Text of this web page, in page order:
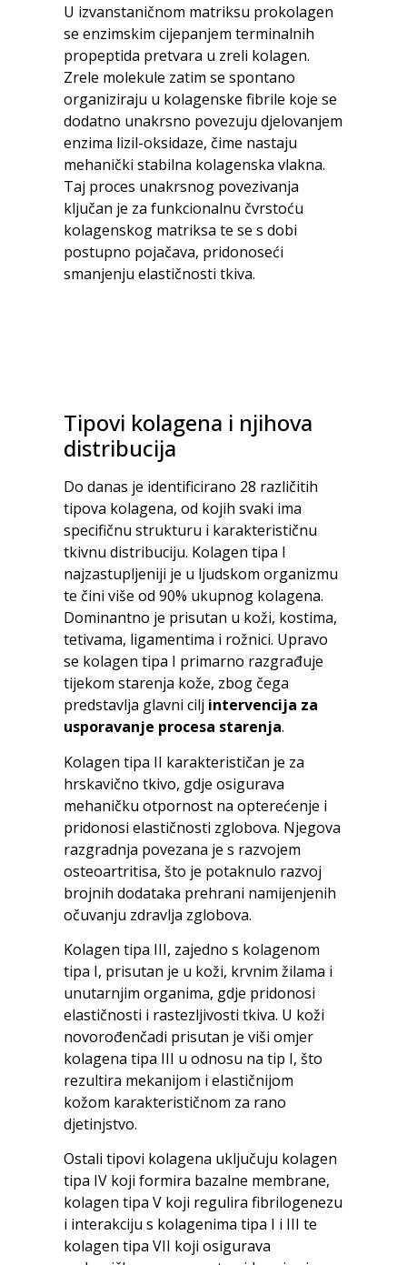
U izvanstaničnom matriksu prokolagen
se enzimskim cijepanjem terminalnih
propeptida pretvara u zreli kolagen.
Zrele molekule zatim se spontano
organiziraju u kolagenske fibrile koje se
dodatno unakrsno povezuju djelovanjem
enzima lizil-oksidaze, čime nastaju
mehanički stabilna kolagenska vlakna.
Taj proces unakrsnog povezivanja
ključan je za funkcionalnu čvrstoću
kolagenskog matriksa te se s dobi
postupno pojačava, pridonoseći
smanjenju elastičnosti tkiva.
Tipovi kolagena i njihova
distribucija
Do danas je identificirano 28 različitih
tipova kolagena, od kojih svaki ima
specifičnu strukturu i karakterističnu
tkivnu distribuciju. Kolagen tipa I
najzastupljeniji je u ljudskom organizmu
te čini više od 90% ukupnog kolagena.
Dominantno je prisutan u koži, kostima,
tetivama, ligamentima i rožnici. Upravo
se kolagen tipa I primarno razgrađuje
tijekom starenja kože, zbog čega
predstavlja glavni cilj intervencija za
usporavanje procesa starenja.
Kolagen tipa II karakterističan je za
hrskavično tkivo, gdje osigurava
mehaničku otpornost na opterećenje i
pridonosi elastičnosti zglobova. Njegova
razgradnja povezana je s razvojem
osteoartritisa, što je potaknulo razvoj
brojnih dodataka prehrani namijenjenih
očuvanju zdravlja zglobova.
Kolagen tipa III, zajedno s kolagenom
tipa I, prisutan je u koži, krvnim žilama i
unutarnjim organima, gdje pridonosi
elastičnosti i rastezljivosti tkiva. U koži
novorođenčadi prisutan je viši omjer
kolagena tipa III u odnosu na tip I, što
rezultira mekanijom i elastičnijom
kožom karakterističnom za rano
djetinjstvo.
Ostali tipovi kolagena uključuju kolagen
tipa IV koji formira bazalne membrane,
kolagen tipa V koji regulira fibrilogenezu
i interakciju s kolagenima tipa I i III te
kolagen tipa VII koji osigurava